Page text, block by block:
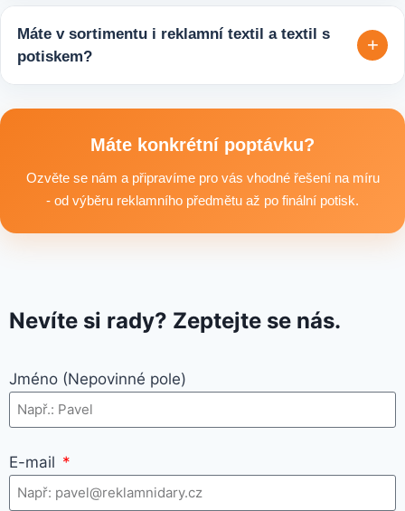
tisíců kusů pro firmy, eventy, gastro provozy nebo dlouhodobé
reklamní kampaně. Připravíme ideální řešení podle rozpočtu,
Máte v sortimentu i reklamní textil a textil s
potiskem?
+
textilní produkty vhodné pro branding, promo akce i firemní
Máte konkrétní poptávku?
Ozvěte se nám a připravíme pro vás vhodné řešení na míru
- od výběru reklamního předmětu až po finální potisk.
Nevíte si rady? Zeptejte se nás.
Jméno (Nepovinné pole)
E-mail